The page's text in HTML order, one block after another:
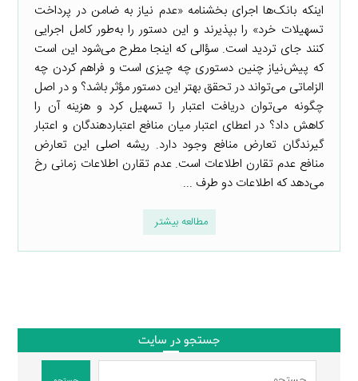
اینکه بانک‌ها اجرای بخشنامه «عدم نیاز به ضامن در پرداخت
تسهیلات خرد» را بپذیرند و این دستور را به‌طور کامل اجرایی
کنند جای تردید است. سؤالی که اینجا مطرح می‌شود این است
که پیش‌نیاز چنین دستوری چه چیزی است و فراهم کردن چه
الزاماتی می‌تواند در تحقق بهتر این دستور مؤثر باشد؟ و در اصل
چگونه می‌توان دریافت اعتبار را تسهیل کرد و هزینه آن را
کاهش داد؟ در اعطای اعتبار میان منافع اعتباردهندگان و اعتبار
گیرندگان تعارض منافع وجود دارد. ریشه اصلی این تعارض
منافع عدم تقارن اطلاعات است. عدم تقارن اطلاعات زمانی رخ
می‌دهد که اطلاعات دو طرف ...
مطالعه بیشتر
جستجو در سایت